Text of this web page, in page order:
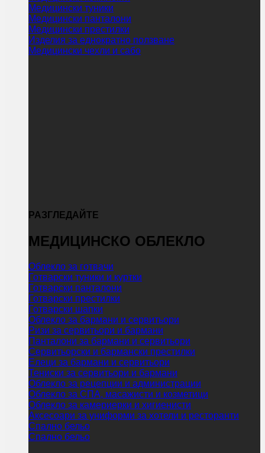
Медицински туники
Медицински панталони
Медицински престилки
Изделия за еднократно ползване
Медицински чехли и сабо
РАЗГЛЕДАЙТЕ
МЕДИЦИНСКО ОБЛЕКЛО
Облекло за готвачи
Готварски туники и куртки
Готварски панталони
Готварски престилки
Готварски шапки
Облекло за бармани и сервитьори
Ризи за сервитьори и бармани
Панталони за бармани и сервитьори
Сервитьорски и бармански престилки
Елеци за бармани и сервитьори
Тениски за сервитьори и бармани
Облекло за рецепции и администрации
Облекло за СПА, масажисти и козметици
Облекло за камериерки и хигиенисти
Аксесоари за униформи за хотели и ресторанти
Спално бельо
Спално бельо